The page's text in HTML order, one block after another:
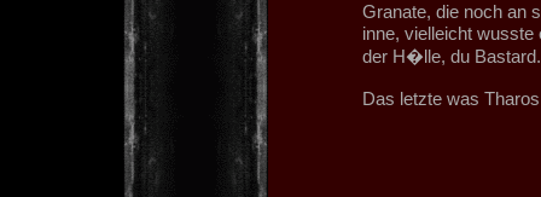
Granate, die noch an
inne, vielleicht
der H�lle, du
Das letzte was